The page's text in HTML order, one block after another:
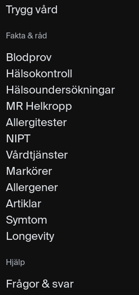
Trygg vård
Fakta & råd
Blodprov
Hälsokontroll
Hälsoundersökningar
MR Helkropp
Allergitester
NIPT
Vårdtjänster
Markörer
Allergener
Artiklar
Symtom
Longevity
Hjälp
Frågor & svar